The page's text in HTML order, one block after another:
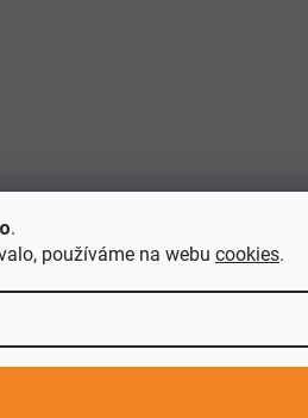
.
používáme na webu cookies.